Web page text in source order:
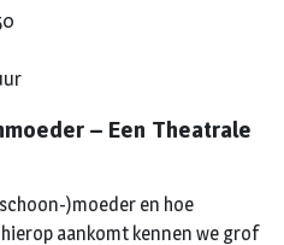
– Een Theatrale
)moeder en hoe
aankomt kennen we grof